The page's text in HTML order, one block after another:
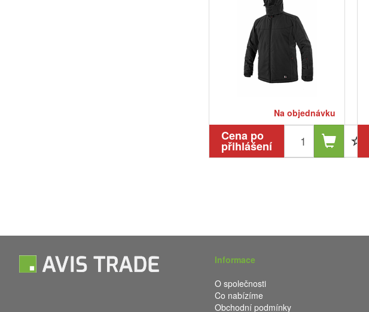
Na objednávku
Cena po
přihlášení
Informace
O společnosti
Co nabízíme
Obchodní podmínky